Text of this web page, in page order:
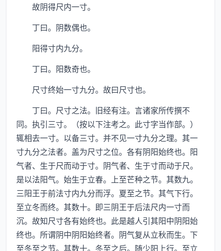
故阴得尺内一寸。
丁曰。阴数偶也。
阳得寸内九分。
丁曰。阳数奇也。
尺寸终始一寸九分。故曰尺寸也。
丁曰。尺寸之法。旧经有注。言诸家所传撰不
同。执引三寸。（按以下注考之。此寸字当作部。）
辄相去一寸。以备三寸。并不见一寸九分之理。其一
寸九分之法者。盖为尺寸之位。各有阴阳始终也。阳
气者、生于尺而动于寸。阴气者、生于寸而动于尺。
是以法阳气。始生于立春。上至芒种之节。其数九。
三阳王于前法寸内九分而浮。夏至之节。其气下行。
至立冬而终。其数十。即三阴王于后法尺内一寸而
沉。故知尺寸各有始终也。此是越人引其阳中阴阳始
终也。所谓阴中阴阳始终者。阴气复从立秋而生。下
至冬至之节。其数十。冬至之后。随少阳上行。至立